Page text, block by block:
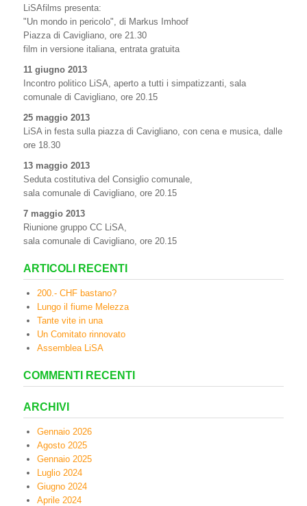
LiSAfilms presenta:
"Un mondo in pericolo", di Markus Imhoof
Piazza di Cavigliano, ore 21.30
film in versione italiana, entrata gratuita
11 giugno 2013
Incontro politico LiSA, aperto a tutti i simpatizzanti, sala
comunale di Cavigliano, ore 20.15
25 maggio 2013
LiSA in festa sulla piazza di Cavigliano, con cena e musica, dalle
ore 18.30
13 maggio 2013
Seduta costitutiva del Consiglio comunale,
sala comunale di Cavigliano, ore 20.15
7 maggio 2013
Riunione gruppo CC LiSA,
sala comunale di Cavigliano, ore 20.15
ARTICOLI RECENTI
200.- CHF bastano?
Lungo il fiume Melezza
Tante vite in una
Un Comitato rinnovato
Assemblea LiSA
COMMENTI RECENTI
ARCHIVI
Gennaio 2026
Agosto 2025
Gennaio 2025
Luglio 2024
Giugno 2024
Aprile 2024